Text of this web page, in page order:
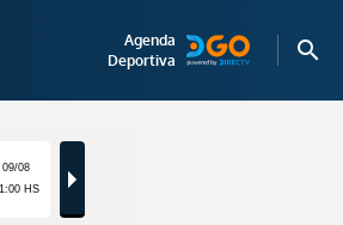
Agenda
Deportiva
search